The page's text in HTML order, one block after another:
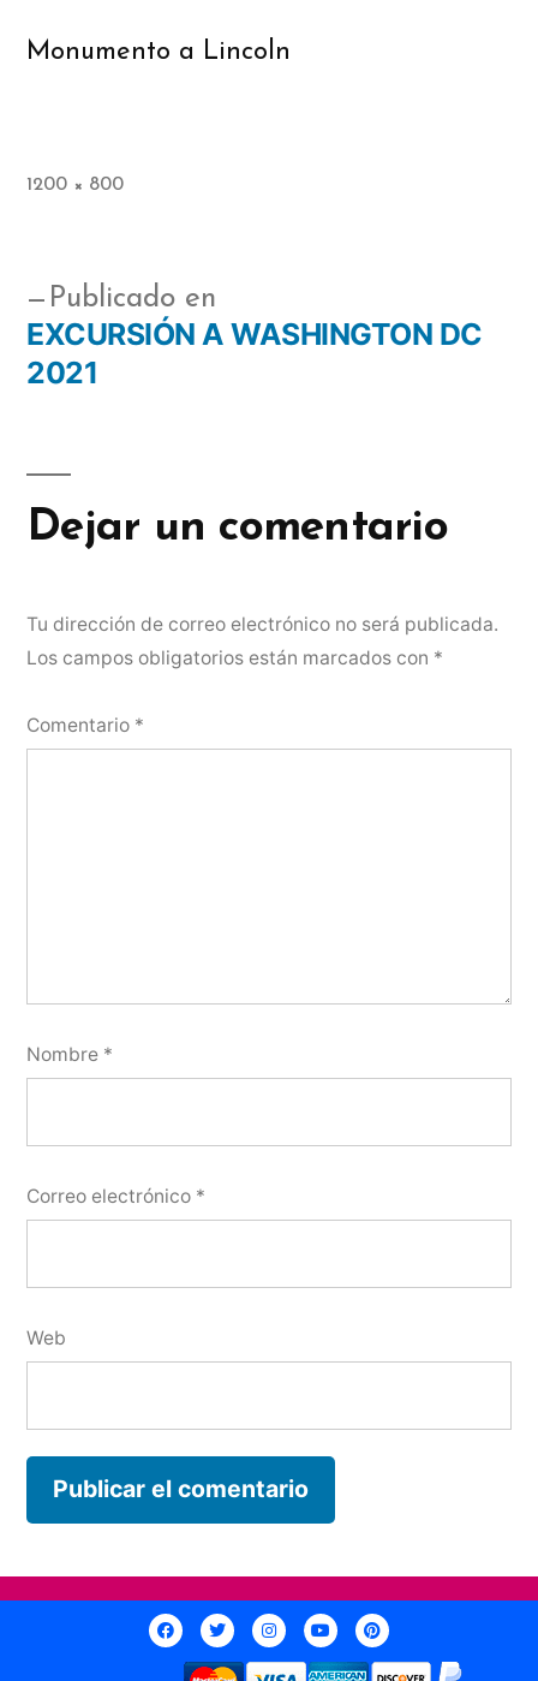
Monumento a Lincoln
1200 × 800
Publicado en
EXCURSIÓN A WASHINGTON DC
2021
Dejar un comentario
Tu dirección de correo electrónico no será publicada.
Los campos obligatorios están marcados con *
Comentario *
Nombre *
Correo electrónico *
Web